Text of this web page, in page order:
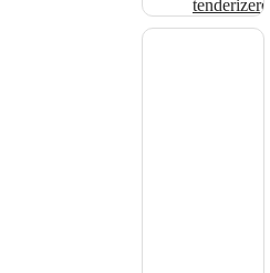
tenderizerek